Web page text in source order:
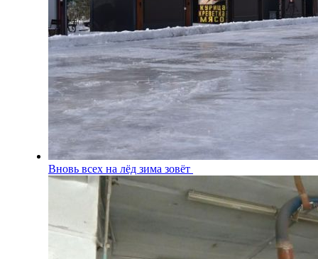
Вновь всех на лёд зима зовёт